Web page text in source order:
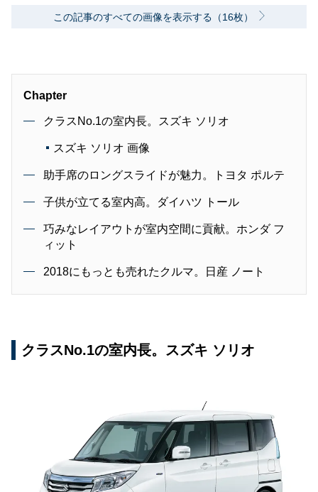
この記事のすべての画像を表示する（16枚）
Chapter
クラスNo.1の室内長。スズキ ソリオ
スズキ ソリオ 画像
助手席のロングスライドが魅力。トヨタ ポルテ
子供が立てる室内高。ダイハツ トール
巧みなレイアウトが室内空間に貢献。ホンダ フ
ィット
2018にもっとも売れたクルマ。日産 ノート
クラスNo.1の室内長。スズキ ソリオ